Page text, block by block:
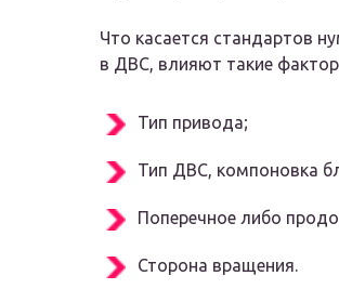
Что касается стандартов
в ДВС, влияют такие
Тип привода;
Тип ДВС, компоновка
Поперечное либо
Сторона вращения.